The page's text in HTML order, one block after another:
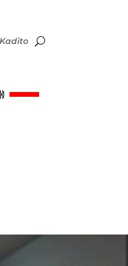
Utiliza
arriba/abajo